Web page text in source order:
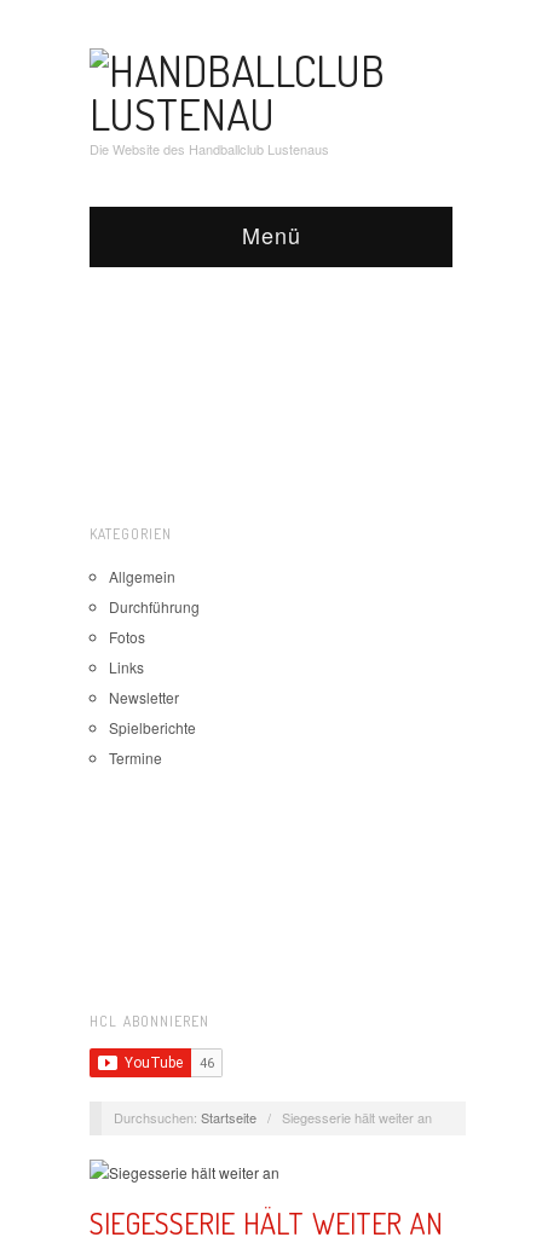
Die Website des Handballclub Lustenaus
Menü
KATEGORIEN
Allgemein
Durchführung
Fotos
Links
Newsletter
Spielberichte
Termine
HCL ABONNIEREN
Durchsuchen: Startseite / Siegesserie hält weiter an
SIEGESSERIE HÄLT WEITER AN